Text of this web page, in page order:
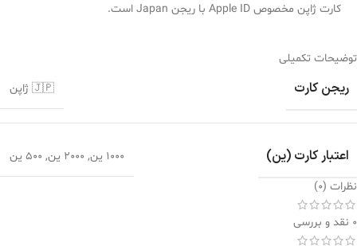
کارت ژاپن مخصوص Apple ID با ریجن Japan است.
توضیحات تکمیلی
ریجن کارت 🇯🇵 ژاپن
اعتبار کارت (ین) 1000 ین , 2000 ین , 500 ین
نظرات (0)
0 نقد و بررسی